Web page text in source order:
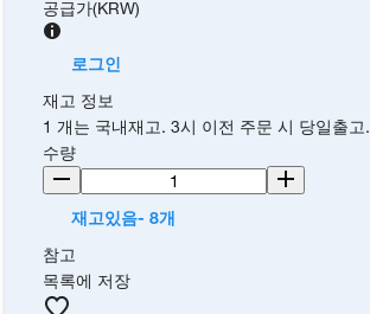
공급가(KRW)
로그인
재고 정보
1 개는 국내재고. 3시 이전 주문 시 당일출고.
수량
재고있음- 8개
참고
목록에 저장